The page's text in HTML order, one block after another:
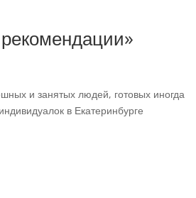
и занятых людей, готовых иногда
в Екатеринбурге